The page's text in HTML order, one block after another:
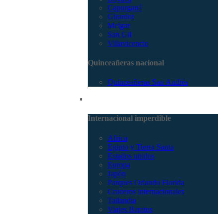
Capurganá
Girardot
Melgar
San Gil
Villavicencio
Quinceañeras nacional
Quinceañeras San Andrés
Internacional imperdible
Africa
Egipto y Tierra Santa
Estados unidos
Europa
Japón
Parques Orlando Florida
Cruceros internacionales
Tailandia
Viajes Baratos